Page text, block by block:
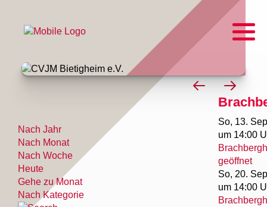
So, 13.
um 14:00
geöffnet
So, 20.
um 14:00
Nach Jahr
Nach Monat
Nach Woche
Heute
Gehe zu Monat
Nach Kategorie